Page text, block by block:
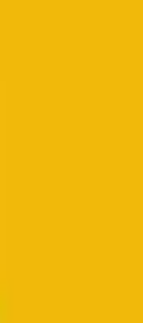
at the beginning of
at https://